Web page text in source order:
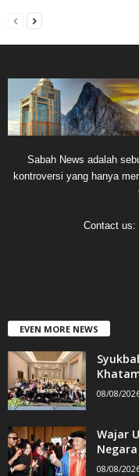
Sabah News adalah
kontroversi yang hanya
Contact us:
EVEN MORE NEWS
08/08/
Wajar
08/08/